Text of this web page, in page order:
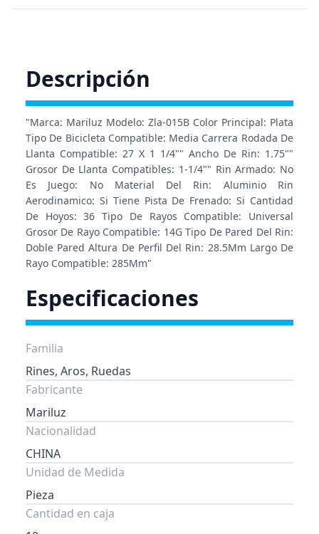
Descripción
"Marca: Mariluz Modelo: Zla-015B Color Principal: Plata
Tipo De Bicicleta Compatible: Media Carrera Rodada De
Llanta Compatible: 27 X 1 1/4"" Ancho De Rin: 1.75""
Grosor De Llanta Compatibles: 1-1/4"" Rin Armado: No
Es Juego: No Material Del Rin: Aluminio Rin
Aerodinamico: Si Tiene Pista De Frenado: Si Cantidad
De Hoyos: 36 Tipo De Rayos Compatible: Universal
Grosor De Rayo Compatible: 14G Tipo De Pared Del Rin:
Doble Pared Altura De Perfil Del Rin: 28.5Mm Largo De
Rayo Compatible: 285Mm"
Especificaciones
Familia
Rines, Aros, Ruedas
Fabricante
Mariluz
Nacionalidad
CHINA
Unidad de Medida
Pieza
Cantidad en caja